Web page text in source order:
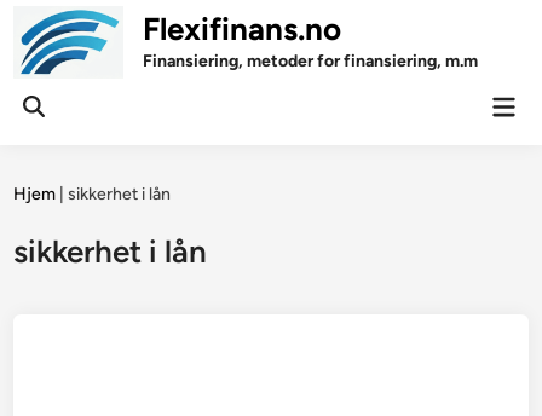
content
Flexifinans.no
Finansiering, metoder for finansiering, m.m
Open
Hjem |sikkerhet i lån
sikkerhet i lån